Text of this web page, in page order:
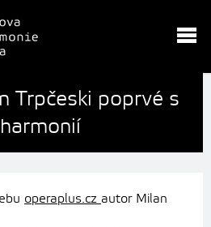
Trpčeski poprvé s
operaplus.cz autor Milan